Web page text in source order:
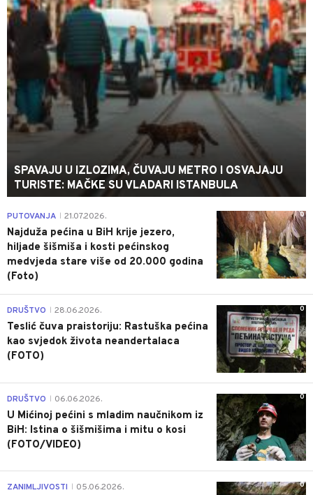
SPAVAJU U IZLOZIMA, ČUVAJU METRO I OSVAJAJU
TURISTE: MAČKE SU VLADARI ISTANBULA
0
PUTOVANJA 21.07.2026.
Najduža pećina u BiH krije jezero,
hiljade šišmiša i kosti pećinskog
medvjeda stare više od 20.000 godina
(Foto)
0
DRUŠTVO 28.06.2026.
Teslić čuva praistoriju: Rastuška pećina
kao svjedok života neandertalaca
(FOTO)
0
DRUŠTVO 06.06.2026.
U Mićinoj pećini s mladim naučnikom iz
BiH: Istina o šišmišima i mitu o kosi
(FOTO/VIDEO)
0
ZANIMLJIVOSTI 05.06.2026.